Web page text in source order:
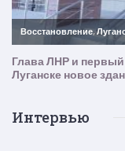
Интервью